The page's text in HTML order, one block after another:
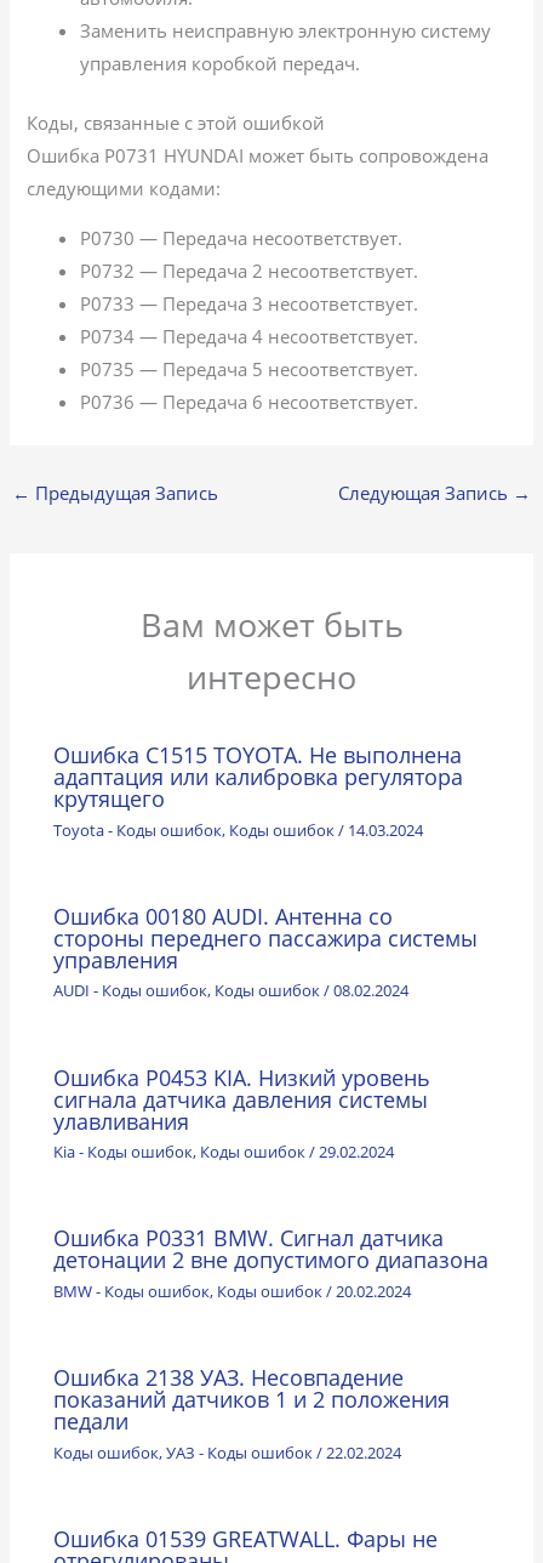
Заменить неисправную электронную систему
управления коробкой передач.
Коды, связанные с этой ошибкой
Ошибка P0731 HYUNDAI может быть сопровождена
следующими кодами:
P0730 — Передача несоответствует.
P0732 — Передача 2 несоответствует.
P0733 — Передача 3 несоответствует.
P0734 — Передача 4 несоответствует.
P0735 — Передача 5 несоответствует.
P0736 — Передача 6 несоответствует.
← Предыдущая Запись Следующая Запись →
Вам может быть
интересно
Ошибка C1515 TOYOTA. Не выполнена
адаптация или калибровка регулятора
крутящего
Toyota - Коды ошибок, Коды ошибок/ 14.03.2024
Ошибка 00180 AUDI. Антенна со
стороны переднего пассажира системы
управления
AUDI - Коды ошибок, Коды ошибок/08.02.2024
Ошибка P0453 KIA. Низкий уровень
сигнала датчика давления системы
улавливания
Kia - Коды ошибок, Коды ошибок/29.02.2024
Ошибка P0331 BMW. Сигнал датчика
детонации 2 вне допустимого диапазона
BMW - Коды ошибок, Коды ошибок/20.02.2024
Ошибка 2138 УАЗ. Несовпадение
показаний датчиков 1 и 2 положения
педали
Коды ошибок,УАЗ - Коды ошибок / 22.02.2024
Ошибка 01539 GREATWALL. Фары не